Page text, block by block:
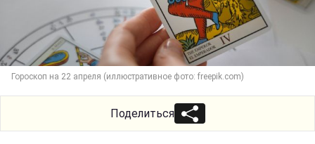
Гороскоп на 22 апреля (иллюстративное фото: freepik.com)
Поделиться